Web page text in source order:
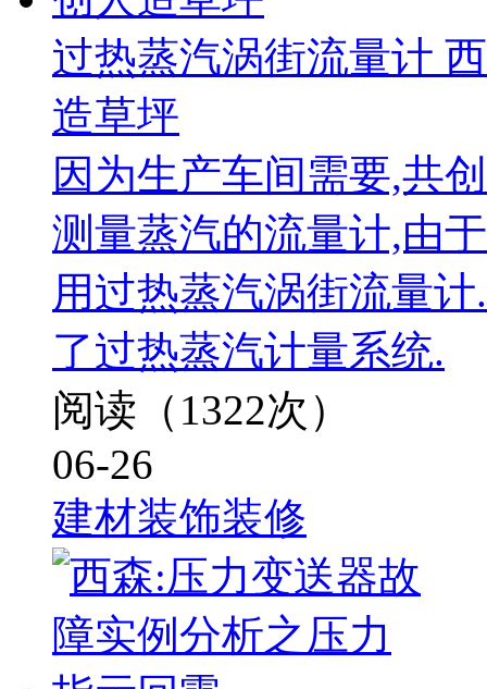
过热蒸汽涡街流量计
造草坪
因为生产车间需要,共
测量蒸汽的流量计,由
用过热蒸汽涡街流量
了过热蒸汽计量系统.
阅读（1322次）
06-26
建材装饰装修